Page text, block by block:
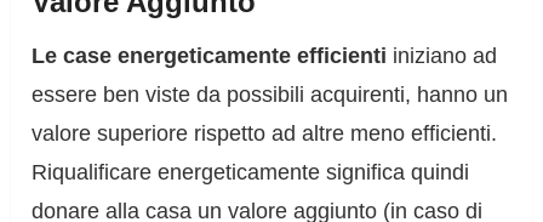
Le case energeticamente efficienti iniziano ad
essere ben viste da possibili acquirenti, hanno un
valore superiore rispetto ad altre meno efficienti.
Riqualificare energeticamente significa quindi
donare alla casa un valore aggiunto (in caso di